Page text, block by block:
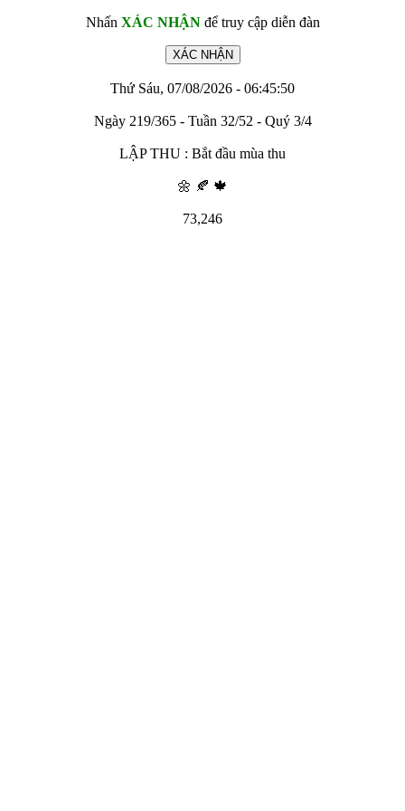
Nhấn XÁC NHẬNđể truy cập diễn đàn
Thứ Sáu, 07/08/2026 - 06:45:50
Ngày 219/365 - Tuần 32/52 - Quý 3/4
LẬP THU : Bắt đầu mùa thu
🌼 🍂 🍁
73,246